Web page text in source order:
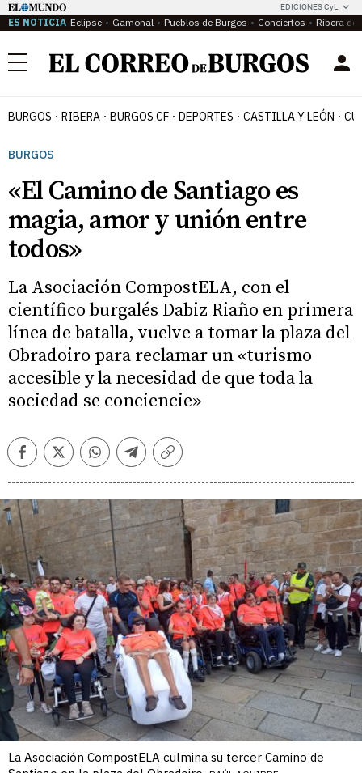
EDICIONES CyL
ES NOTICIA Eclipse Gamonal Pueblos de Burgos Conciertos Ribera del
Menú
BURGOS RIBERA BURGOS CF DEPORTES CASTILLA Y LEÓN
BURGOS
«El Camino de Santiago es
magia, amor y unión entre
todos»
La Asociación CompostELA, con el
científico burgalés Dabiz Riaño en primera
línea de batalla, vuelve a tomar la plaza del
Obradoiro para reclamar un «turismo
accesible y la necesidad de que toda la
sociedad se conciencie»
FacebookTwitterWhatsappTelegramCopiar
La Asociación CompostELA culmina su tercer Camino de